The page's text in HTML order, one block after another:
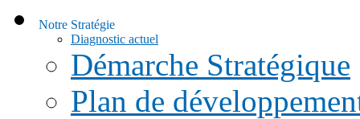
Notre Stratégie
Diagnostic actuel
Démarche Stratégique
Plan de